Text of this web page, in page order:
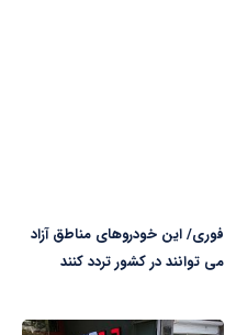
فوری/ این خودروهای مناطق آزاد
می توانند در کشور تردد کنند